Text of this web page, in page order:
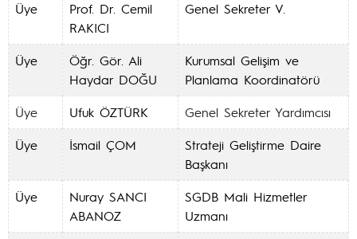
Üye
Prof. Dr. Cemil
RAKICI
Genel Sekreter V.
Üye
Öğr. Gör. Ali
Haydar DOĞU
Kurumsal Gelişim ve
Planlama Koordinatörü
Üye
Ufuk ÖZTÜRK
Genel Sekreter Yardımcısı
Üye
İsmail ÇOM
Strateji Geliştirme Daire
Başkanı
Üye
Nuray SANCI
ABANOZ
SGDB Mali Hizmetler
Uzmanı